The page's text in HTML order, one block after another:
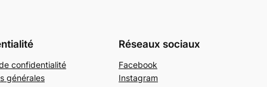
confidentialité
générales
Réseaux sociaux
Facebook
Instagram